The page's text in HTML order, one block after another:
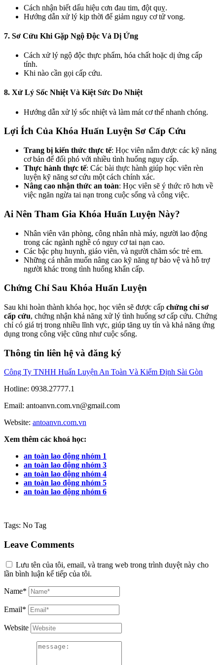
Cách nhận biết dấu hiệu cơn đau tim, đột quỵ.
Hướng dẫn xử lý kịp thời để giảm nguy cơ tử vong.
7. Sơ Cứu Khi Gặp Ngộ Độc Và Dị Ứng
Cách xử lý ngộ độc thực phẩm, hóa chất hoặc dị ứng cấp
tính.
Khi nào cần gọi cấp cứu.
8. Xử Lý Sốc Nhiệt Và Kiệt Sức Do Nhiệt
Hướng dẫn xử lý sốc nhiệt và làm mát cơ thể nhanh chóng.
Lợi Ích Của Khóa Huấn Luyện Sơ Cấp Cứu
Trang bị kiến thức thực tế: Học viên nắm được các kỹ năng
cơ bản để đối phó với nhiều tình huống nguy cấp.
Thực hành thực tế: Các bài thực hành giúp học viên rèn
luyện kỹ năng sơ cứu một cách chính xác.
Nâng cao nhận thức an toàn: Học viên sẽ ý thức rõ hơn về
việc ngăn ngừa tai nạn trong cuộc sống và công việc.
Ai Nên Tham Gia Khóa Huấn Luyện Này?
Nhân viên văn phòng, công nhân nhà máy, người lao động
trong các ngành nghề có nguy cơ tai nạn cao.
Các bậc phụ huynh, giáo viên, và người chăm sóc trẻ em.
Những cá nhân muốn nâng cao kỹ năng tự bảo vệ và hỗ trợ
người khác trong tình huống khẩn cấp.
Chứng Chỉ Sau Khóa Huấn Luyện
Sau khi hoàn thành khóa học, học viên sẽ được cấp chứng chỉ sơ
cấp cứu, chứng nhận khả năng xử lý tình huống sơ cấp cứu. Chứng
chỉ có giá trị trong nhiều lĩnh vực, giúp tăng uy tín và khả năng ứng
dụng trong công việc cũng như cuộc sống.
Thông tin liên hệ và đăng ký
Công Ty TNHH Huấn Luyện An Toàn Và Kiểm Định Sài Gòn
Hotline: 0938.27777.1
Email: antoanvn.com.vn@gmail.com
Website: antoanvn.com.vn
Xem thêm các khoá học:
an toàn lao động nhóm 1
an toàn lao động nhóm 3
an toàn lao động nhóm 4
an toàn lao động nhóm 5
an toàn lao động nhóm 6
Tags: No Tag
Leave Comments
Lưu tên của tôi, email, và trang web trong trình duyệt này cho
lần bình luận kế tiếp của tôi.
Name*
Email*
Website